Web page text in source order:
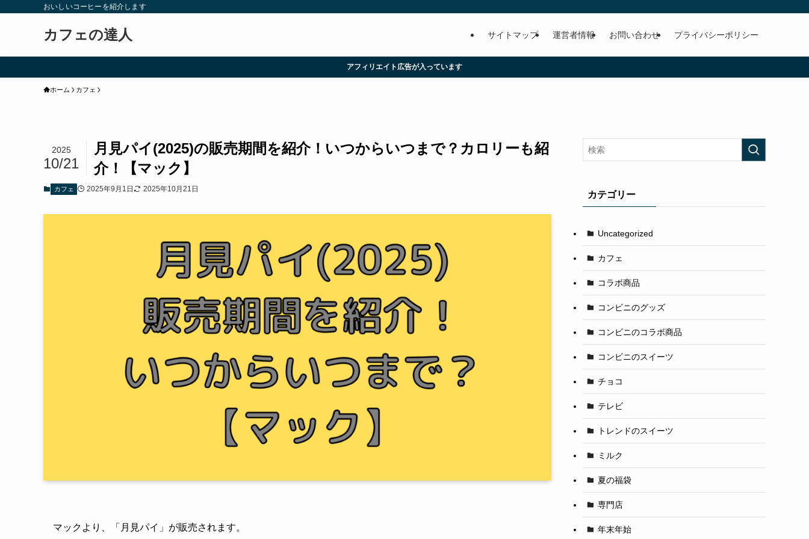
おいしいコーヒーを紹介します
カフェの達人 サイトマップ 運営者情報 お問い合わせ プライバシーポリシー
アフィリエイト広告が入っています
ホーム カフェ
月見パイ(2025)の販売期間を紹介！いつからいつまで？カロリーも紹
介！【マック】
2025
10/21
カフェ 2025年9月1日 2025年10月21日
マックより、「月見パイ」が販売されます。
カテゴリー
Uncategorized
カフェ
コラボ商品
コンビニのグッズ
コンビニのコラボ商品
コンビニのスイーツ
チョコ
テレビ
トレンドのスイーツ
ミルク
夏の福袋
専門店
年末年始